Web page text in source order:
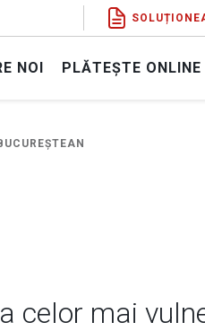
NOI PLĂTEȘTE ONLINE
celor mai